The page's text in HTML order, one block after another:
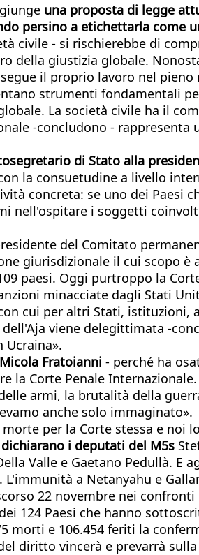
una proposta di legge
persino a etichettarla come
civile - si rischierebbe di
della giustizia globale.
il proprio lavoro nel
strumenti fondamentali
La società civile ha il
-concludono - rappresenta
di Stato alla
la consuetudine a livello
concreta: se uno dei Paesi
nell'ospitare i soggetti
del Comitato
giurisdizionale il cui scopo
paesi. Oggi purtroppo la
minacciate dagli Stati
cui per altri Stati, istituzioni,
viene delegittimata -
Fratoianni - perché ha
Corte Penale
armi, la brutalità della
anche solo immaginato».
per la Corte stessa e noi
i deputati del M5s
Valle e Gaetano Pedullà. E
a Netanyahu e
22 novembre nei
124 Paesi che hanno
morti e 106.454 feriti la
diritto vincerà e prevarrà